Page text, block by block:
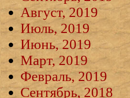
Август, 2019
Июль, 2019
Июнь, 2019
Март, 2019
Февраль, 2019
Сентябрь, 2018